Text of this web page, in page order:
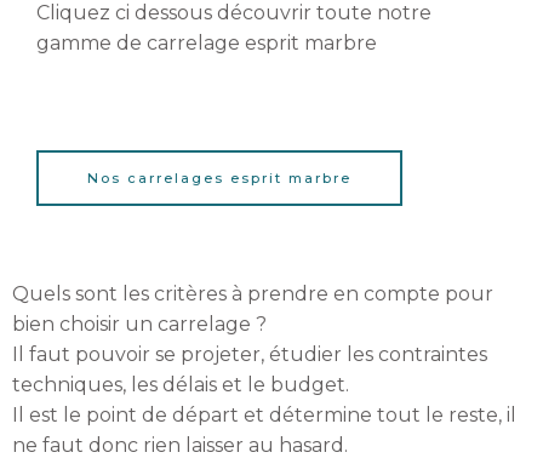
Cliquez ci dessous découvrir toute notre
gamme de carrelage esprit marbre
Nos carrelages esprit marbre
Quels sont les critères à prendre en compte pour
bien choisir un carrelage ?
Il faut pouvoir se projeter, étudier les contraintes
techniques, les délais et le budget.
Il est le point de départ et détermine tout le reste, il
ne faut donc rien laisser au hasard.